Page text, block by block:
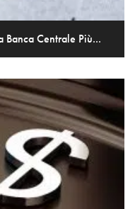
Banca Centrale Più...